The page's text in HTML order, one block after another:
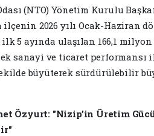
(NTO) Yönetim Kurulu
2026 yılı Ocak-Haziran
ilk 5 ayında ulaşılan 166,1
sanayi ve ticaret
büyüterek sürdürülebilir
Özyurt: "Nizip’in Üretim